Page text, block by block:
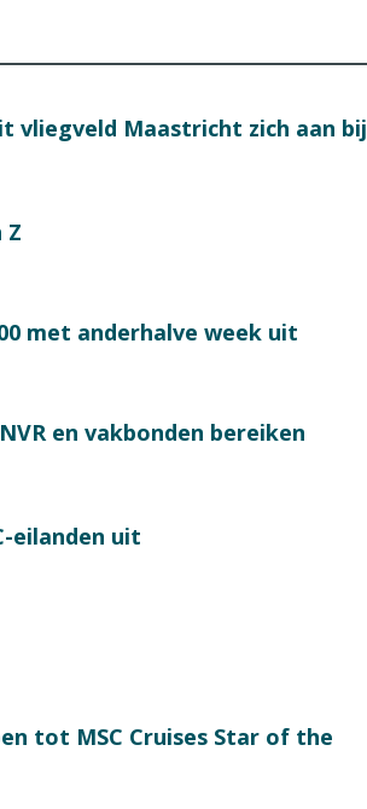
vliegveld Maastricht zich aan bij
Z
met anderhalve week uit
en vakbonden bereiken
eilanden uit
tot MSC Cruises Star of the